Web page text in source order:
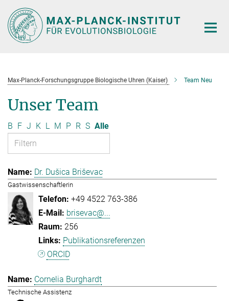
Hauptinhalt
Max-Planck-Forschungsgruppe Biologische Uhren (Kaiser) Team Neu
Unser Team
B F J K L M P R S Alle
Dr. Dušica Briševac
Gastwissenschaftlerin
+49 4522 763-386
brisevac@...
256
Publikationsreferenzen
ORCID
Cornelia Burghardt
Technische Assistenz